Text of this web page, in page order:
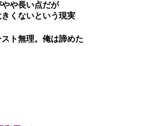
や長い点だが
くないという現実
ト無理。俺は諦めた